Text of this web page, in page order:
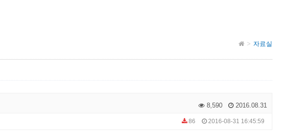
자료실
8,590 2016.08.31
86 2016-08-31 16:45:59